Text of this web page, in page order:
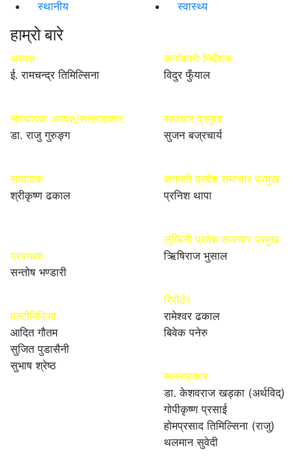
स्थानीय
स्वास्थ्य
हाम्रो बारे
अध्यक्ष
ई. रामचन्द्र तिमिल्सिना
संस्थापक अध्यक्ष/सल्लाहकार
डा. राजु गुरुङ्ग
सम्पादक
श्रीकृष्ण ढकाल
प्रबन्धक
सन्तोष भण्डारी
मल्टीमिडिया
आदित गौतम
सुजित पुडासैनी
सुभाष श्रेष्ठ
कार्यकारी निर्देशक
विदुर फुँयाल
समाचार प्रमुख
सुजन बज्रचार्य
बागमती प्रदेश समाचार प्रमुख
प्रनिश थापा
लुम्बिनी प्रदेश समाचार प्रमुख
ऋिषिराज भुसाल
रिपोर्टर
रामेश्वर ढकाल
बिवेक पनेरु
सल्लाहकार
डा. केशवराज खड्का (अर्थविद्)
गोपीकृष्ण प्रसाई
होमप्रसाद तिमिल्सिना (राजु)
थलमान सुवेदी